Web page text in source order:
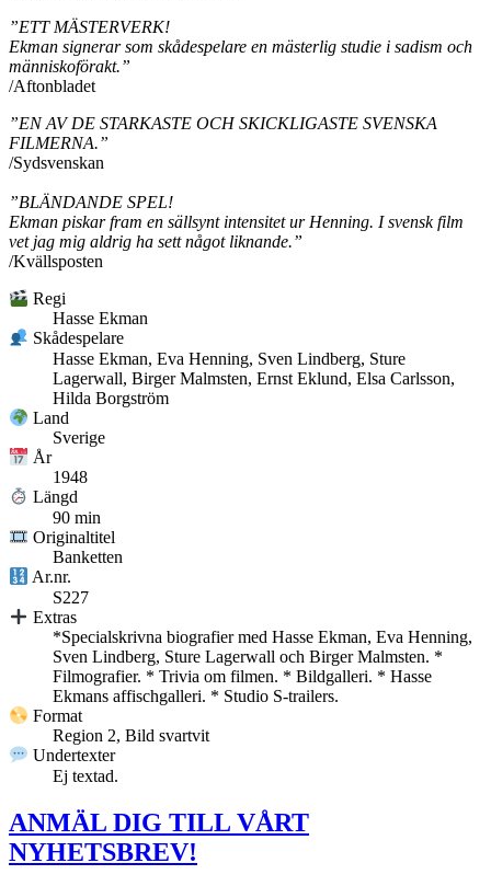
”ETT MÄSTERVERK!
Ekman signerar som skådespelare en mästerlig studie i sadism och
människoförakt.”
/Aftonbladet
”EN AV DE STARKASTE OCH SKICKLIGASTE SVENSKA
FILMERNA.”
/Sydsvenskan
”BLÄNDANDE SPEL!
Ekman piskar fram en sällsynt intensitet ur Henning. I svensk film
vet jag mig aldrig ha sett något liknande.”
/Kvällsposten
Regi
Hasse Ekman
Skådespelare
Hasse Ekman, Eva Henning, Sven Lindberg, Sture
Lagerwall, Birger Malmsten, Ernst Eklund, Elsa Carlsson,
Hilda Borgström
Land
Sverige
År
1948
Längd
90 min
Originaltitel
Banketten
Ar.nr.
S227
Extras
*Specialskrivna biografier med Hasse Ekman, Eva Henning,
Sven Lindberg, Sture Lagerwall och Birger Malmsten. *
Filmografier. * Trivia om filmen. * Bildgalleri. * Hasse
Ekmans affischgalleri. * Studio S-trailers.
Format
Region 2, Bild svartvit
Undertexter
Ej textad.
ANMÄL DIG TILL VÅRT
NYHETSBREV!